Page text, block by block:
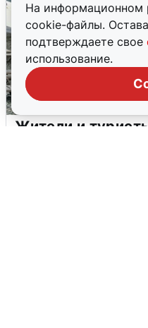
На информационном
cookie-файлы.
подтверждаете свое
использование.
Жители и